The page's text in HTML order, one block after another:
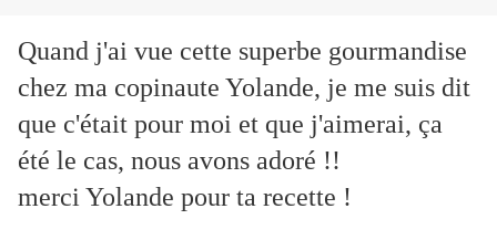
Quand j'ai vue cette superbe gourmandise
chez ma copinaute Yolande, je me suis dit
que c'était pour moi et que j'aimerai, ça
été le cas, nous avons adoré !!
merci Yolande pour ta recette !